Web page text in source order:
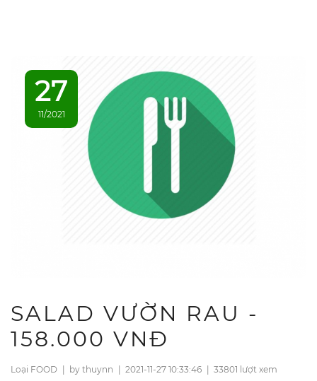
27
11/2021
SALAD VƯỜN RAU -
158.000 VNĐ
Loại FOOD | by thuynn | 2021-11-27 10:33:46 | 33801 lượt xem